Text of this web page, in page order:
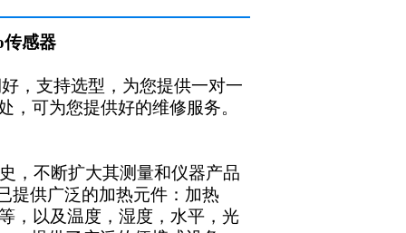
传感器
，支持选型，为您提供一对一
，可为您提供好的维修服务。
，不断扩大其测量和仪器产品
提供广泛的加热元件：加热
，以及温度，湿度，水平，光